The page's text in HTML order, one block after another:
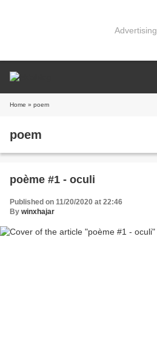
Advertising
Home » poem
poem
poème #1 - oculi
Published on 11/20/2020 at 22:46
By winxhajar